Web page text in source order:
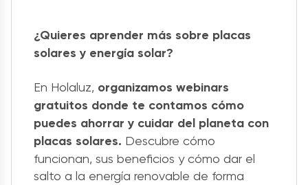
¿Quieres aprender más sobre placas
solares y energía solar?
En Holaluz, organizamos webinars
gratuitos donde te contamos cómo
puedes ahorrar y cuidar del planeta con
placas solares. Descubre cómo
funcionan, sus beneficios y cómo dar el
salto a la energía renovable de forma